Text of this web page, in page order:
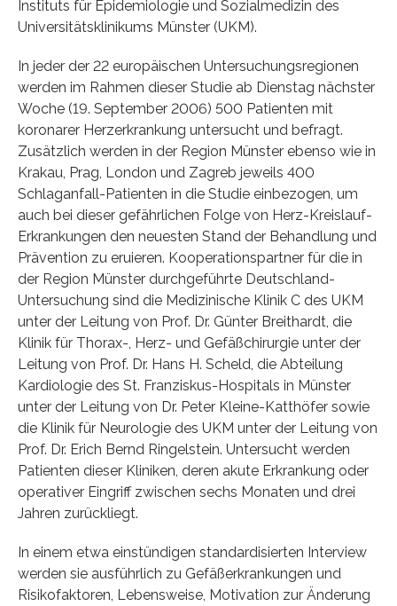
Instituts für Epidemiologie und Sozialmedizin des
Universitätsklinikums Münster (UKM).
In jeder der 22 europäischen Untersuchungsregionen
werden im Rahmen dieser Studie ab Dienstag nächster
Woche (19. September 2006) 500 Patienten mit
koronarer Herzerkrankung untersucht und befragt.
Zusätzlich werden in der Region Münster ebenso wie in
Krakau, Prag, London und Zagreb jeweils 400
Schlaganfall-Patienten in die Studie einbezogen, um
auch bei dieser gefährlichen Folge von Herz-Kreislauf-
Erkrankungen den neuesten Stand der Behandlung und
Prävention zu eruieren. Kooperationspartner für die in
der Region Münster durchgeführte Deutschland-
Untersuchung sind die Medizinische Klinik C des UKM
unter der Leitung von Prof. Dr. Günter Breithardt, die
Klinik für Thorax-, Herz- und Gefäßchirurgie unter der
Leitung von Prof. Dr. Hans H. Scheld, die Abteilung
Kardiologie des St. Franziskus-Hospitals in Münster
unter der Leitung von Dr. Peter Kleine-Katthöfer sowie
die Klinik für Neurologie des UKM unter der Leitung von
Prof. Dr. Erich Bernd Ringelstein. Untersucht werden
Patienten dieser Kliniken, deren akute Erkrankung oder
operativer Eingriff zwischen sechs Monaten und drei
Jahren zurückliegt.
In einem etwa einstündigen standardisierten Interview
werden sie ausführlich zu Gefäßerkrankungen und
Risikofaktoren, Lebensweise, Motivation zur Änderung